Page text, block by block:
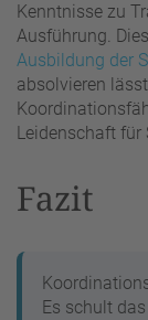
Kenntnisse zu
Ausführung.
Ausbildung der
absolvieren
Leidenschaft für
Fazit
Es schult